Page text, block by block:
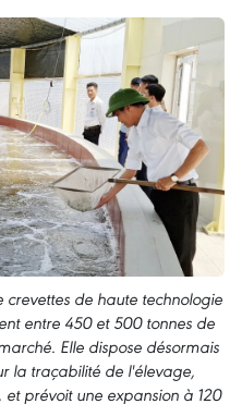
de haute technologie
entre 450 et 500 tonnes de
Elle dispose désormais
la traçabilité de l'élevage,
prévoit une expansion à 120